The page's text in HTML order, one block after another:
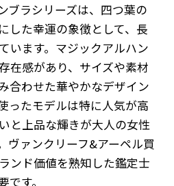
ブラシリーズは、四つ葉の
した幸運の象徴として、長
います。マジックアルハン
在感があり、サイズや素材
合わせた華やかなデザイン
ったモデルは特に人気が高
と上品な輝きが大人の女性
ヴァンクリーフ&アーペル買
ンド価値を熟知した鑑定士
す。